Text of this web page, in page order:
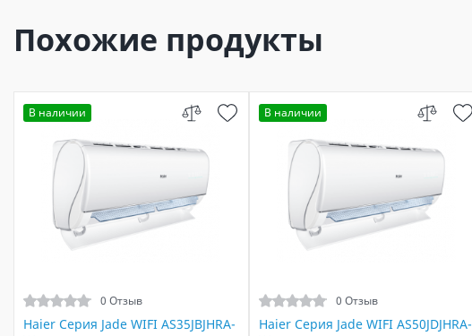
Похожие продукты
В наличии
0 Отзыв
Haier Серия Jade WIFI AS35JBJHRA-
В наличии
0 Отзыв
Haier Серия Jade WIFI AS50JDJHRA-